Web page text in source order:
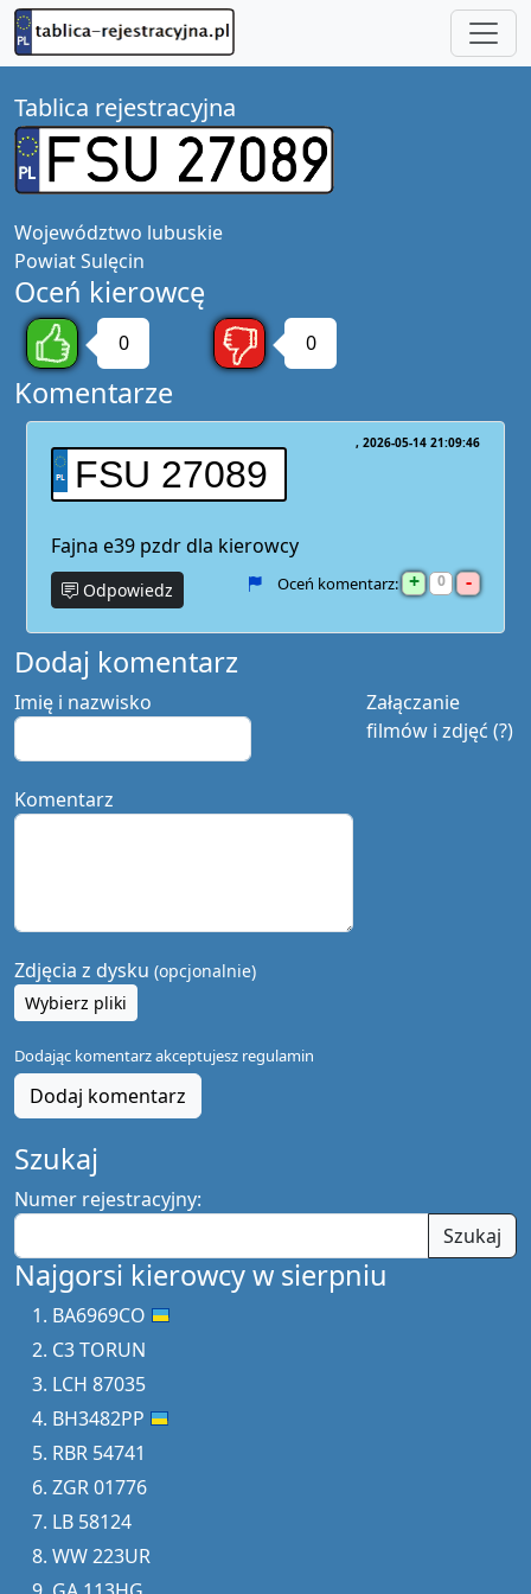
Tablica rejestracyjna
Województwo lubuskie
PowiatSulęcin
Oceń kierowcę
0 0
Komentarze
FSU 27089
2026-05-14 21:09:46
Fajna e39 pzdr dla kierowcy
Odpowiedz Oceń komentarz: + 0 -
Dodaj komentarz
Załączanie
filmów i zdjęć (?)
Imię i nazwisko
Komentarz
Zdjęcia z dysku (opcjonalnie)
Wybierz pliki
Dodając komentarz akceptujesz regulamin
Dodaj komentarz
Szukaj
Numer rejestracyjny:
Szukaj
Najgorsi kierowcy w sierpniu
BA6969CO
C3 TORUN
LCH 87035
BH3482PP
RBR 54741
ZGR 01776
LB 58124
WW 223UR